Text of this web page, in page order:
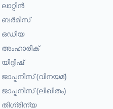
ലാറ്റിൻ
ബർമീസ്
ഒഡിയ
അംഹാരിക്
യിദ്ദിഷ്
ജാപ്പനീസ് (വിനയമ്)
ജാപ്പനീസ് (ലിഖിതം)
തിഗ്രിന്യ